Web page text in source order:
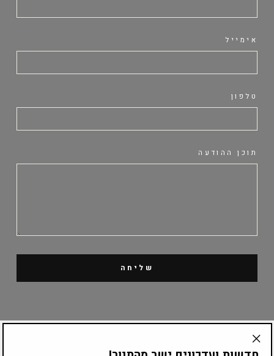
אימייל
טלפון
תוכן ההודעה
שליחה
קטלוג מוצרים
"Translation